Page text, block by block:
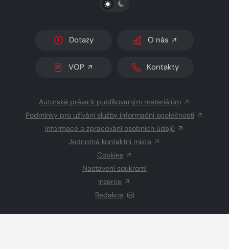
Dotazy O nás
VOP Kontakty
Autorská práva k publikovaným materiálům
Podmínky pro užívání služby informační společnosti
Informace o zpracování osobních údajů
Jednotná kontaktní místa
Cookies
Nastavení soukromí
Inzerce
Redakce